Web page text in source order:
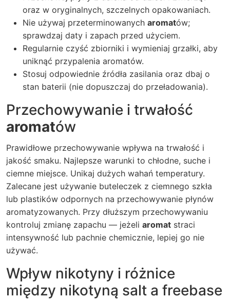
oraz w oryginalnych, szczelnych opakowaniach.
Nie używaj przeterminowanych aromatów;
sprawdzaj daty i zapach przed użyciem.
Regularnie czyść zbiorniki i wymieniaj grzałki, aby
uniknąć przypalenia aromatów.
Stosuj odpowiednie źródła zasilania oraz dbaj o
stan baterii (nie dopuszczaj do przeładowania).
Przechowywanie i trwałość
aromatów
Prawidłowe przechowywanie wpływa na trwałość i
jakość smaku. Najlepsze warunki to chłodne, suche i
ciemne miejsce. Unikaj dużych wahań temperatury.
Zalecane jest używanie buteleczek z ciemnego szkła
lub plastików odpornych na przechowywanie płynów
aromatyzowanych. Przy dłuższym przechowywaniu
kontroluj zmianę zapachu — jeżeli aromat straci
intensywność lub pachnie chemicznie, lepiej go nie
używać.
Wpływ nikotyny i różnice
między nikotyną salt a freebase